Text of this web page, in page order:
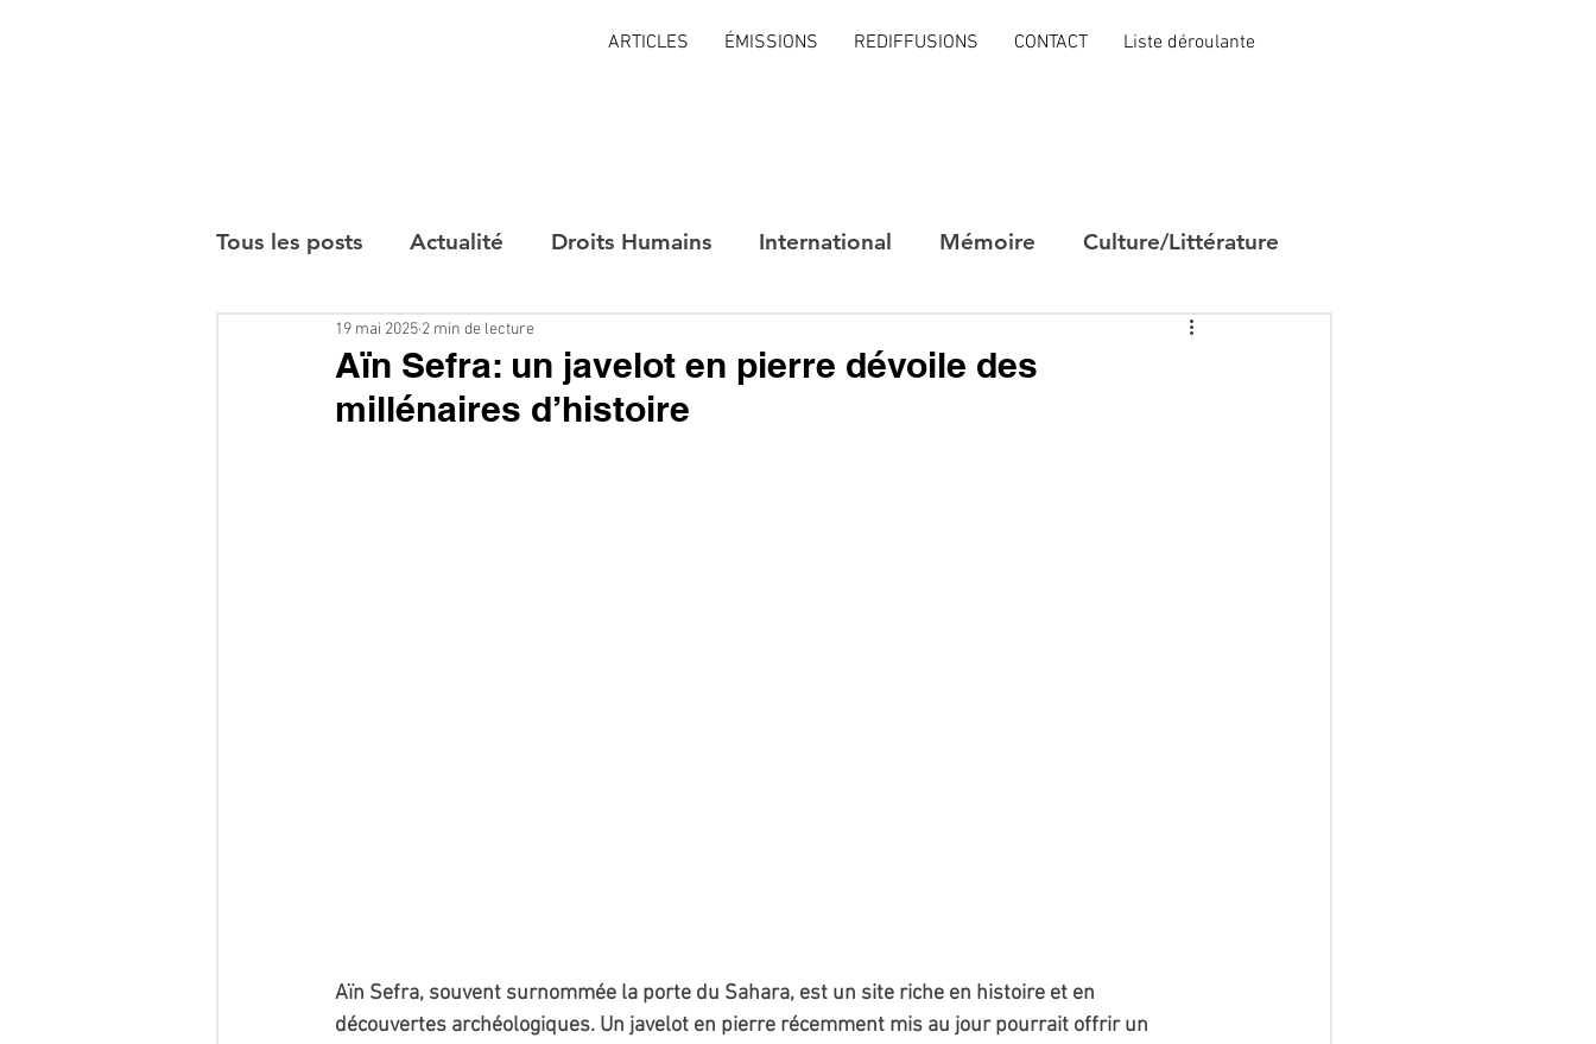
ARTICLES ÉMISSIONS REDIFFUSIONS CONTACT Liste déroulante
Tous les posts Actualité Droits Humains International Mémoire Culture/Littérature
Interviews
Aïn Sefra: un javelot en pierre dévoile des
millénaires d’histoire
19 mai 2025 2 min de lecture
Aïn Sefra, souvent surnommée la porte du Sahara, est un site riche en histoire et en
découvertes archéologiques. Un javelot en pierre récemment mis au jour pourrait offrir un